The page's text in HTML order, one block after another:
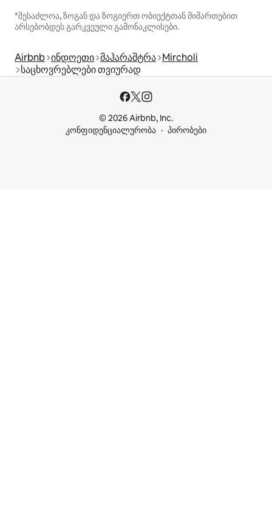
*შესაძლოა, ზოგან და ზოგიერთ ობიექტთან მიმართებით
არსებობდეს გარკვეული გამონაკლისები.
Airbnb ინდოეთი მაჰარაშტრა Mircholi
საცხოვრებლები თვიურად
© 2026 Airbnb, Inc.
კონფიდენციალურობა
პირობები